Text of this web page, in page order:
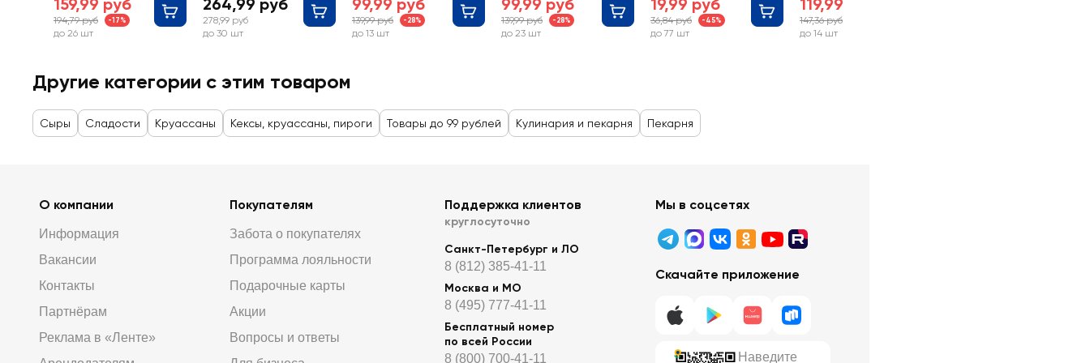
159,99 руб
194,79 руб -17%
до 26 шт
264,99 руб
278,99 руб
до 30 шт
99,99 руб
139,99 руб -28%
до 13 шт
99,99 руб
139,99 руб -28%
до 23 шт
19,99 руб
36,84 руб -45%
до 77 шт
119,99 руб
147,36 руб
до 14 шт
Другие категории с этим товаром
Сыры Сладости Круассаны Кексы, круассаны, пироги Товары до 99 рублей Кулинария и пекарня Пекарня
О компании
Информация
Вакансии
Контакты
Партнёрам
Реклама в «Ленте»
Покупателям
Забота о покупателях
Программа лояльности
Подарочные карты
Акции
Вопросы и ответы
Поддержка клиентов
круглосуточно
Санкт-Петербург и ЛО
8 (812) 385-41-11
Москва и МО
8 (495) 777-41-11
Бесплатный номер
по всей России
8 (800) 700-41-11
Мы в соцсетях
Скачайте приложение
Наведите